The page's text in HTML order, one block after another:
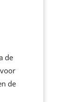
de
de